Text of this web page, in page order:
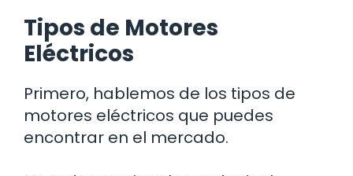
Tipos de Motores
Eléctricos
Primero, hablemos de los tipos de
motores eléctricos que puedes
encontrar en el mercado.